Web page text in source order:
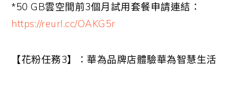
*50 GB雲空間前3個月試用套餐申請連結：
https://reurl.cc/OAKG5r
【花粉任務3】：華為品牌店體驗華為智慧生活